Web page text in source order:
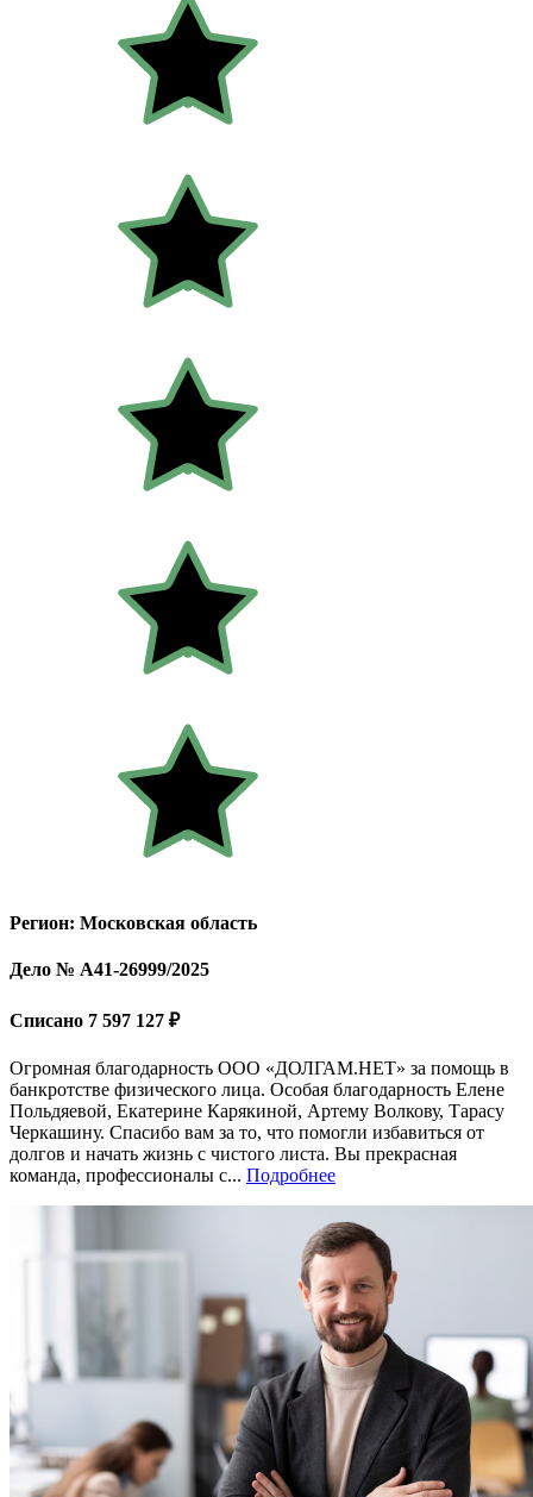
Регион: Московская область
Дело № А41-26999/2025
Списано 7 597 127 ₽
Огромная благодарность ООО «ДОЛГАМ.НЕТ» за помощь в
банкротстве физического лица. Особая благодарность Елене
Польдяевой, Екатерине Карякиной, Артему Волкову, Тарасу
Черкашину. Спасибо вам за то, что помогли избавиться от
долгов и начать жизнь с чистого листа. Вы прекрасная
команда, профессионалы с... Подробнее